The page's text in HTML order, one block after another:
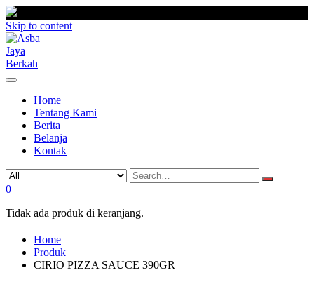
Skip to content
Home
Tentang Kami
Berita
Belanja
Kontak
0
Tidak ada produk di keranjang.
Home
Produk
CIRIO PIZZA SAUCE 390GR